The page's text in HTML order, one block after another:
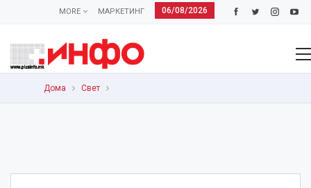
06/08/2026
МАРКЕТИНГ
MORE
Дома Свет